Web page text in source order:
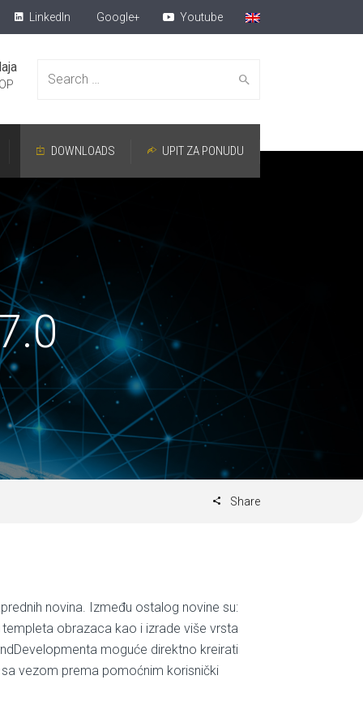
LinkedIn Google+ Youtube
Search for:
UPIT ZA PONUDU
DOWNLOADS
Share
novina. Između ostalog novine su:
obrazaca kao i izrade više vrsta
moguće direktno kreirati
vezom prema pomoćnim korisnički